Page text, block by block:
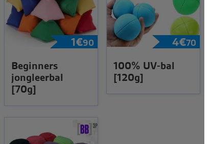
1€90
Beginners
jongleerbal
[70g]
4€70
100% UV-bal
[120g]